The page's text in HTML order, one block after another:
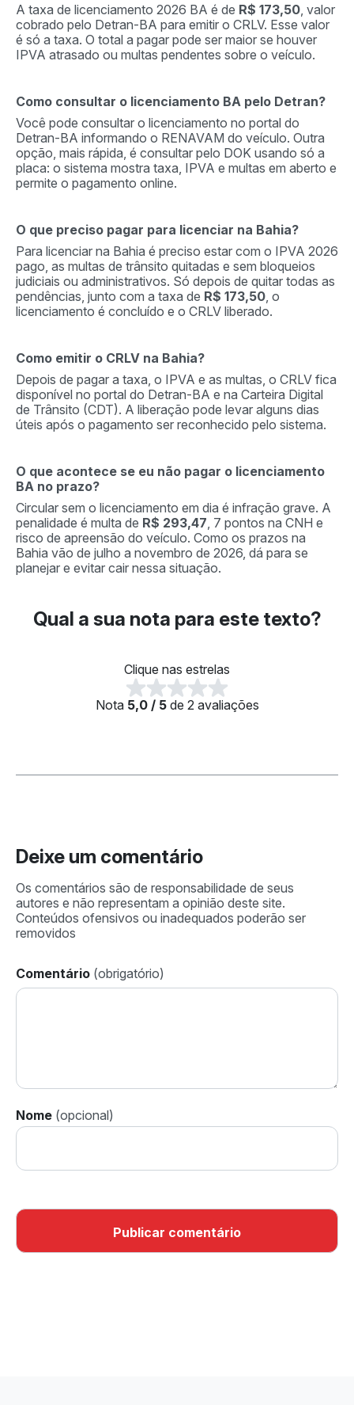
A taxa de licenciamento 2026 BA é de R$ 173,50 , valor
cobrado pelo Detran-BA para emitir o CRLV. Esse valor
é só a taxa. O total a pagar pode ser maior se houver
IPVA atrasado ou multas pendentes sobre o veículo.
Como consultar o licenciamento BA pelo Detran?
Você pode consultar o licenciamento no portal do
Detran-BA informando o RENAVAM do veículo. Outra
opção, mais rápida, é consultar pelo DOK usando só a
placa: o sistema mostra taxa, IPVA e multas em aberto e
permite o pagamento online.
O que preciso pagar para licenciar na Bahia?
Para licenciar na Bahia é preciso estar com o IPVA 2026
pago, as multas de trânsito quitadas e sem bloqueios
judiciais ou administrativos. Só depois de quitar todas as
pendências, junto com a taxa de R$ 173,50 , o
licenciamento é concluído e o CRLV liberado.
Como emitir o CRLV na Bahia?
Depois de pagar a taxa, o IPVA e as multas, o CRLV fica
disponível no portal do Detran-BA e na Carteira Digital
de Trânsito (CDT). A liberação pode levar alguns dias
úteis após o pagamento ser reconhecido pelo sistema.
O que acontece se eu não pagar o licenciamento
BA no prazo?
Circular sem o licenciamento em dia é infração grave. A
penalidade é multa de R$ 293,47 , 7 pontos na CNH e
risco de apreensão do veículo. Como os prazos na
Bahia vão de julho a novembro de 2026, dá para se
planejar e evitar cair nessa situação.
Qual a sua nota para este texto?
Clique nas estrelas
Nota 5,0 / 5de 2 avaliações
Deixe um comentário
Comentário
Nome